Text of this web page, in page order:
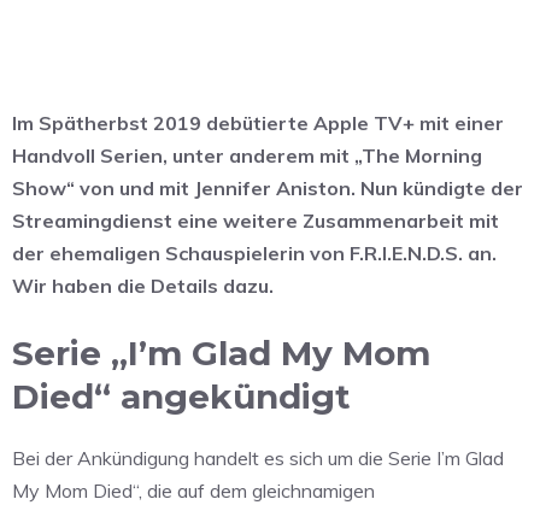
Im Spätherbst 2019 debütierte Apple TV+ mit einer
Handvoll Serien, unter anderem mit „The Morning
Show“ von und mit Jennifer Aniston. Nun kündigte der
Streamingdienst eine weitere Zusammenarbeit mit
der ehemaligen Schauspielerin von F.R.I.E.N.D.S. an.
Wir haben die Details dazu.
Serie „I’m Glad My Mom
Died“ angekündigt
Bei der Ankündigung handelt es sich um die Serie I’m Glad
My Mom Died“, die auf dem gleichnamigen